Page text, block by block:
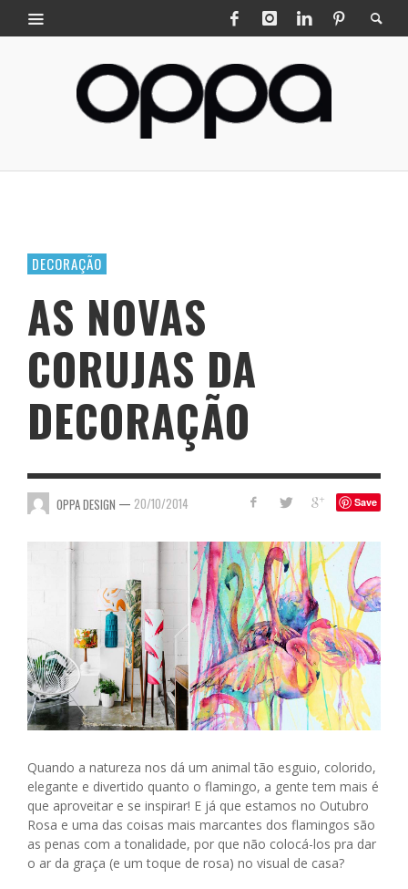
DECORAÇÃO
AS NOVAS
CORUJAS DA
DECORAÇÃO
Save
OPPA DESIGN — 20/10/2014
Quando a natureza nos dá um animal tão esguio, colorido,
elegante e divertido quanto o flamingo, a gente tem mais é
que aproveitar e se inspirar! E já que estamos no Outubro
Rosa e uma das coisas mais marcantes dos flamingos são
as penas com a tonalidade, por que não colocá-los pra dar
o ar da graça (e um toque de rosa) no visual de casa?